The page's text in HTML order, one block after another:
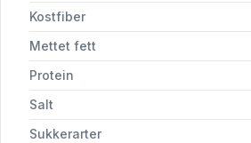
Kostfiber
Mettet fett
Protein
Salt
Sukkerarter